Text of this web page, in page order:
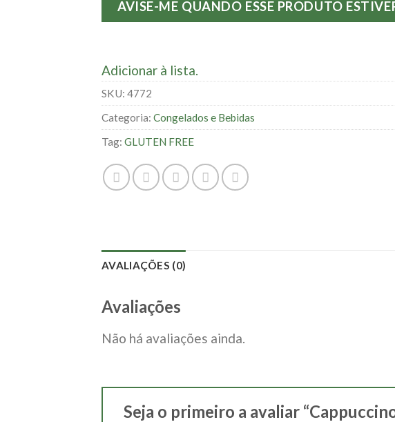
Adicionar à lista.
SKU: 4772
Categoria: Congelados e Bebidas
Tag: GLUTEN FREE
AVALIAÇÕES (0)
Avaliações
Não há avaliações ainda.
Seja o primeiro a avaliar